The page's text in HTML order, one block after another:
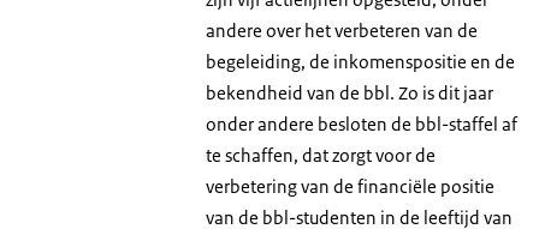
andere over het verbeteren van de
begeleiding, de inkomenspositie en de
bekendheid van de bbl. Zo is dit jaar
onder andere besloten de bbl-staffel af
te schaffen, dat zorgt voor de
verbetering van de financiële positie
van de bbl-studenten in de leeftijd van